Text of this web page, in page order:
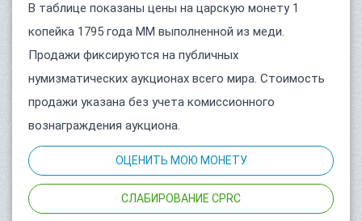
В таблице показаны цены на царскую монету 1
копейка 1795 года ММ выполненной из меди.
Продажи фиксируются на публичных
нумизматических аукционах всего мира. Стоимость
продажи указана без учета комиссионного
вознаграждения аукциона.
ОЦЕНИТЬ МОЮ МОНЕТУ
СЛАБИРОВАНИЕ CPRC